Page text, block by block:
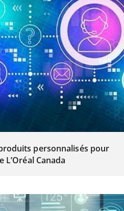
personnalisés pour
L’Oréal Canada